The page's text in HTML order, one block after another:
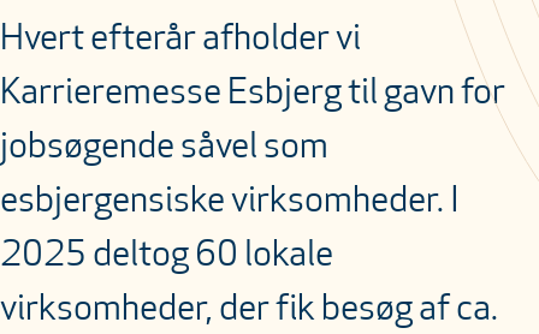
Hvert efterår afholder vi
Karrieremesse Esbjerg til gavn for
jobsøgende såvel som
esbjergensiske virksomheder. I
2025 deltog 60 lokale
virksomheder, der fik besøg af ca.